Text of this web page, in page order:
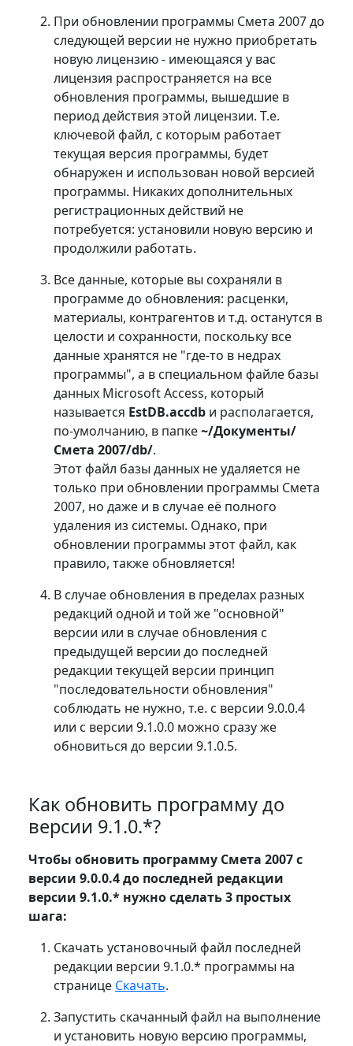
При обновлении программы Смета 2007 до
следующей версии не нужно приобретать
новую лицензию- имеющаяся у вас
лицензия распространяется на все
обновления программы, вышедшие в
период действия этой лицензии. Т.е.
ключевой файл, с которым работает
текущая версия программы, будет
обнаружен и использован новой версией
программы. Никаких дополнительных
регистрационных действий не
потребуется: установили новую версию и
продолжили работать.
Все данные, которые вы сохраняли в
программе до обновления: расценки,
материалы, контрагентов и т.д. останутся в
целости и сохранности, поскольку все
данные хранятся не "где-то в недрах
программы", а в специальном файле базы
данных Microsoft Access, который
называется EstDB.accdb и располагается,
по-умолчанию, в папке~/Документы/
Смета 2007/db/.
Этот файл базы данных не удаляется не
только при обновлении программы Смета
2007, но даже и в случае её полного
удаления из системы. Однако, при
обновлении программы этот файл, как
правило, также обновляется!
В случае обновления в пределах разных
редакций одной и той же "основной"
версии или в случае обновления с
предыдущей версии до последней
редакции текущей версии принцип
"последовательности обновления"
соблюдать не нужно, т.е. с версии 9.0.0.4
или с версии 9.1.0.0 можно сразу же
обновиться до версии 9.1.0.5.
Как обновить программу до
версии 9.1.0.*?
Чтобы обновить программу Смета 2007 с
версии 9.0.0.4 до последней редакции
версии 9.1.0.* нужно сделать 3 простых
шага:
Скачать установочный файл последней
редакции версии 9.1.0.* программы на
странице Скачать.
Запустить скачанный файл на выполнение
и установить новую версию программы,